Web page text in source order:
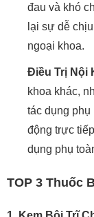
đau và khó
lại sự dễ
ngoại khoa.
Điều Trị Nội
khoa khác,
tác dụng
động trực
dụng phụ
TOP 3 Thuốc